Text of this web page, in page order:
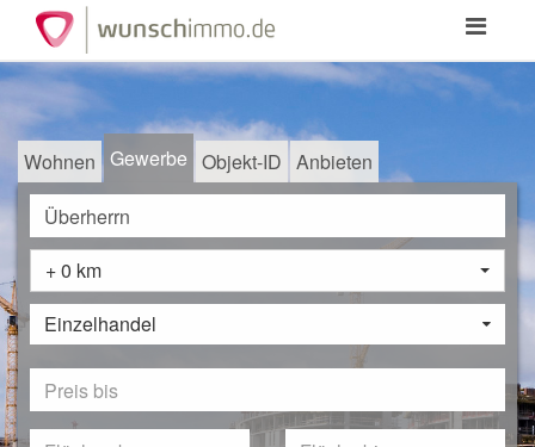
Toggle
Wohnen Gewerbe Objekt-ID Anbieten
+ 0 km
Einzelhandel